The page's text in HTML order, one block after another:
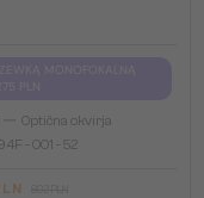
Optična okvirja
- 001 - 52